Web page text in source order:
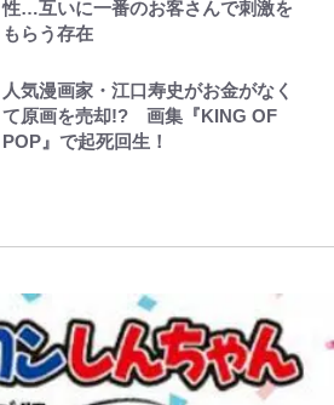
性…互いに一番のお客さんで刺激を
もらう存在
人気漫画家・江口寿史がお金がなく
て原画を売却!? 画集『KING OF
POP』で起死回生！
レビュー『仮面家族』悠木シュン・
公式-学園騎士のレベルアップ!レベ
クラスに入学。そして、 第64話(3)
した三段重にファン感激「エモすぎ
る」
「あまりにも強すぎる…」『呪術廻
戦≡』で描かれた、本編最強の呪術
師たちの「その後」 虎杖、東堂、
督w｣ベンチ前に掲げられた｢マテ
茶｣｢白い犬｣｢爆弾｣｢合コン｣のイラ
｢想像よりデカくて吹いた｣
｢なんじゃこりゃあああ！｣本田圭
ゃかっけえわ｣
の声、明らかになった“有名キャ
ラ”の正体
村上佳菜子、“遠距離結婚”の夫と
の再会にデレデレ…顔出し公開
「愛が足りない」不満を漏らしてい
コツを紹介【あなたのすぐそばにい
る「季節の虫」の探し方 vol.21】
「電気風呂の数は全国一」温泉じゃ
ないのに大満足！ 上高地帰りに寄
りたい「林檎の湯屋 おぶ～」【山
でっかい男になりたいゾ